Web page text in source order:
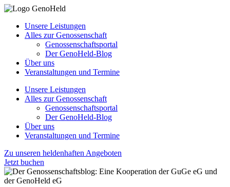
Unsere Leistungen
Alles zur Genossenschaft
Genossenschaftsportal
Der GenoHeld-Blog
Über uns
Veranstaltungen und Termine
Unsere Leistungen
Alles zur Genossenschaft
Genossenschaftsportal
Der GenoHeld-Blog
Über uns
Veranstaltungen und Termine
Zu unseren heldenhaften Angeboten
Jetzt buchen